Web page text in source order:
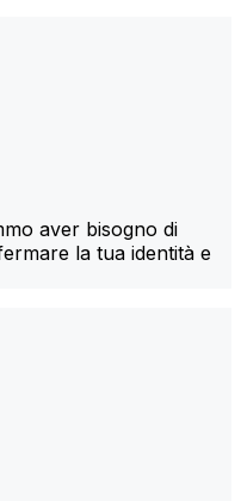
aver bisogno di
la tua identità e